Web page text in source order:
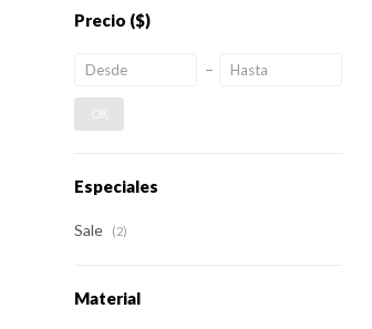
Precio ($)
OK
Especiales
Sale (2)
Material